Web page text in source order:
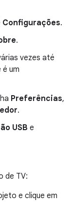
Configurações.
.
vezes até
um
Preferências,
.
USB e
de TV:
e clique em